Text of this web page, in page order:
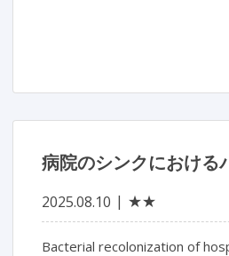
病院のシンクにおけ
2025.08.10 ★★
Bacterial recolonization of